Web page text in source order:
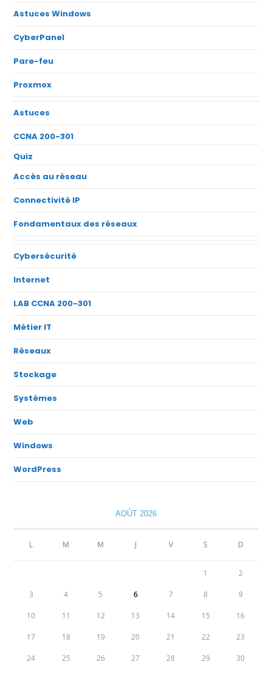
Astuces Windows
CyberPanel
Pare-feu
Proxmox
Astuces
CCNA 200-301
Quiz
Accès au réseau
Connectivité IP
Fondamentaux des réseaux
Cybersécurité
Internet
LAB CCNA 200-301
Métier IT
Réseaux
Stockage
Systèmes
Web
Windows
WordPress
AOÛT 2026
L M M J V S D
1 2
3 4 5 6 7 8 9
10 11 12 13 14 15 16
17 18 19 20 21 22 23
24 25 26 27 28 29 30